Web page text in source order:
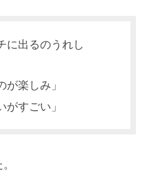
に出るのうれし
が楽しみ」
がすごい」